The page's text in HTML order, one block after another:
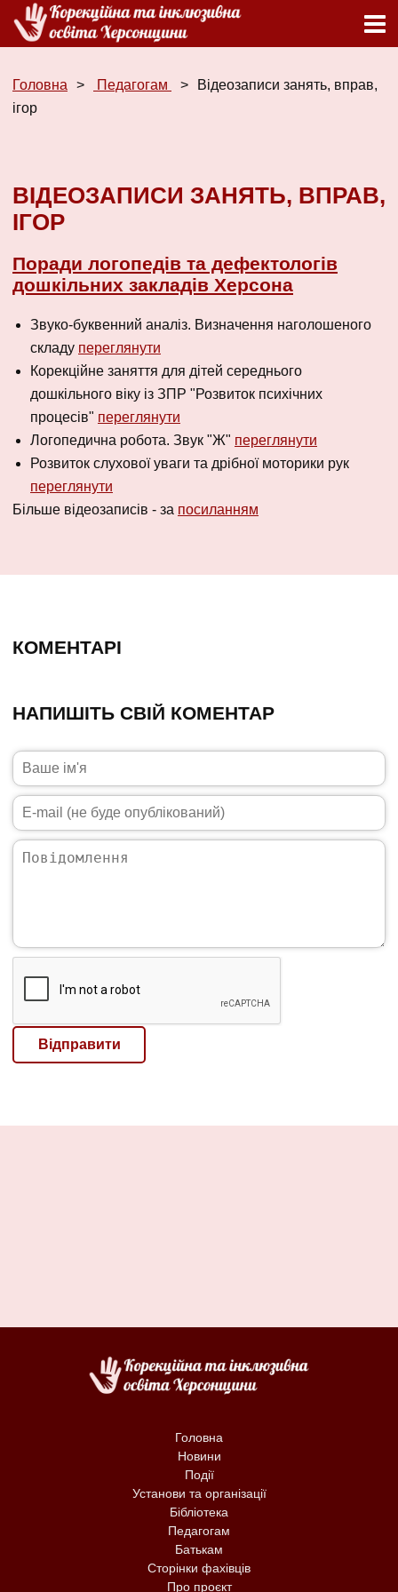
Головна Педагогам
Відеозаписи занять, вправ,
ігор
ВІДЕОЗАПИСИ ЗАНЯТЬ, ВПРАВ,
ІГОР
Поради логопедів та дефектологів
дошкільних закладів Херсона
Звуко-буквенний аналіз. Визначення наголошеного
складу переглянути
Корекційне заняття для дітей середнього
дошкільного віку із ЗПР "Розвиток психічних
процесів" переглянути
Логопедична робота. Звук "Ж" переглянути
Розвиток слухової уваги та дрібної моторики рук
переглянути
Більше відеозаписів - за посиланням
КОМЕНТАРІ
НАПИШІТЬ СВІЙ КОМЕНТАР
Головна
Новини
Події
Установи та організації
Бібліотека
Педагогам
Батькам
Сторінки фахівців
Про проєкт